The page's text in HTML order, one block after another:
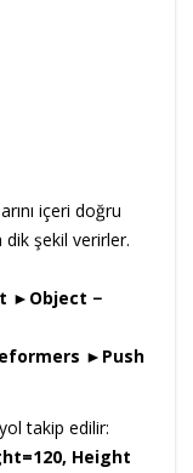
içeri doğru
dik şekil verirler.
►Object −
► Push
takip edilir:
Height